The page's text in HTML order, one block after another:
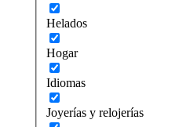
Helados
Hogar
Idiomas
Joyerías y relojerías